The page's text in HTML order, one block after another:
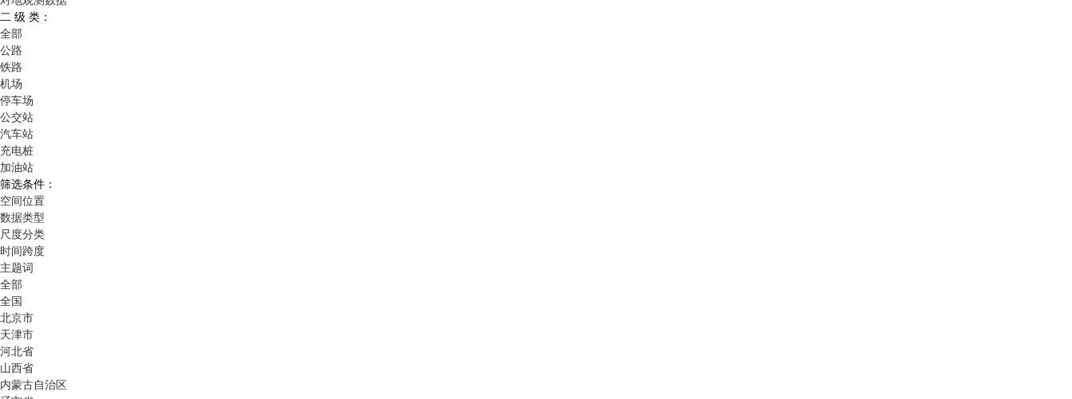
二 级 类：
全部
公路
铁路
机场
停车场
公交站
汽车站
充电桩
加油站
筛选条件：
空间位置
数据类型
尺度分类
时间跨度
主题词
全部
全国
北京市
天津市
河北省
山西省
内蒙古自治区